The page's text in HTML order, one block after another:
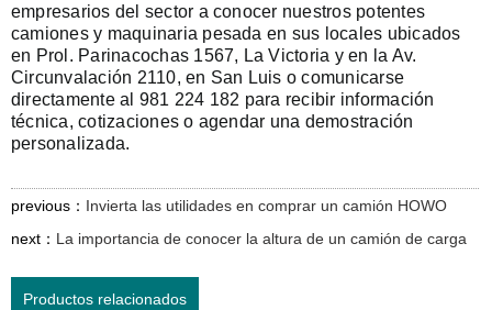
empresarios del sector a conocer nuestros potentes
camiones y maquinaria pesada en sus locales ubicados
en Prol. Parinacochas 1567, La Victoria y en la Av.
Circunvalación 2110, en San Luis o comunicarse
directamente al 981 224 182 para recibir información
técnica, cotizaciones o agendar una demostración
personalizada.
previous： Invierta las utilidades en comprar un camión HOWO
next： La importancia de conocer la altura de un camión de carga
Productos relacionados